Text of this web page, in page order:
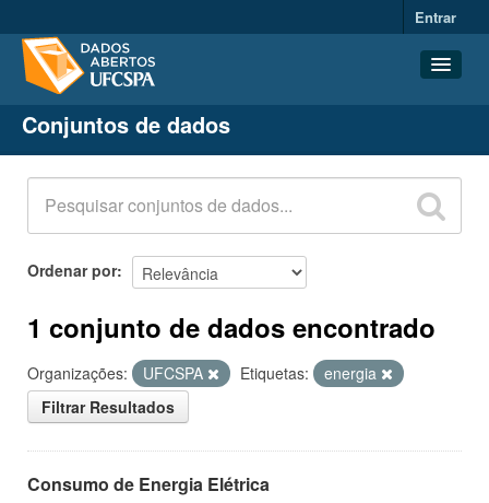
Entrar
Conjuntos de dados
Organizações
Grupos
Sobre
Conjuntos de dados
Ordenar por
1 conjunto de dados encontrado
Organizações: UFCSPA Etiquetas:
energia
Filtrar Resultados
Consumo de Energia Elétrica